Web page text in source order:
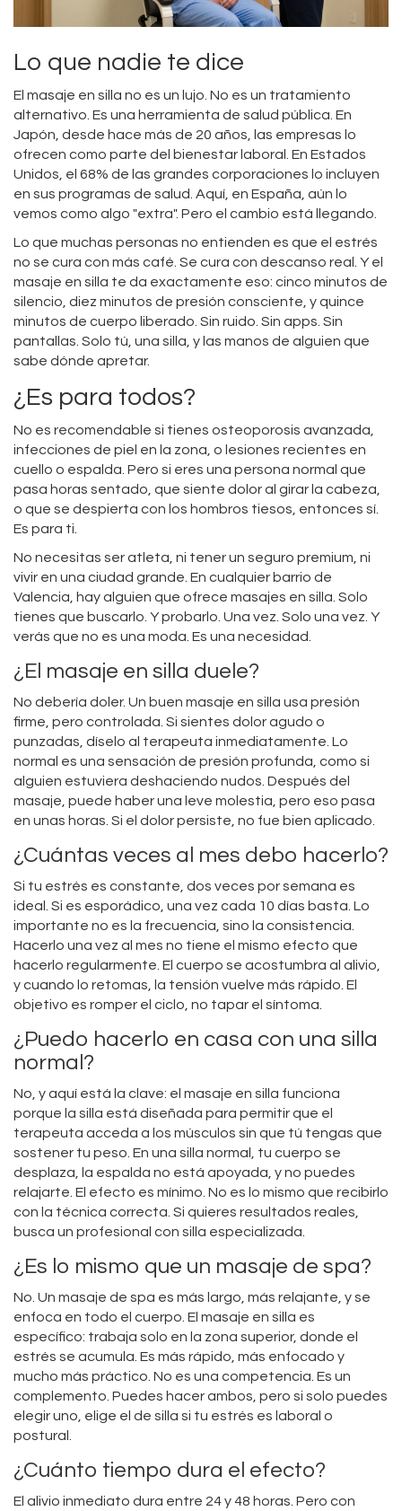
Lo que nadie te dice
El masaje en silla no es un lujo. No es un tratamiento
alternativo. Es una herramienta de salud pública. En
Japón, desde hace más de 20 años, las empresas lo
ofrecen como parte del bienestar laboral. En Estados
Unidos, el 68% de las grandes corporaciones lo incluyen
en sus programas de salud. Aquí, en España, aún lo
vemos como algo "extra". Pero el cambio está llegando.
Lo que muchas personas no entienden es que el estrés
no se cura con más café. Se cura con descanso real. Y el
masaje en silla te da exactamente eso: cinco minutos de
silencio, diez minutos de presión consciente, y quince
minutos de cuerpo liberado. Sin ruido. Sin apps. Sin
pantallas. Solo tú, una silla, y las manos de alguien que
sabe dónde apretar.
¿Es para todos?
No es recomendable si tienes osteoporosis avanzada,
infecciones de piel en la zona, o lesiones recientes en
cuello o espalda. Pero si eres una persona normal que
pasa horas sentado, que siente dolor al girar la cabeza,
o que se despierta con los hombros tiesos, entonces sí.
Es para ti.
No necesitas ser atleta, ni tener un seguro premium, ni
vivir en una ciudad grande. En cualquier barrio de
Valencia, hay alguien que ofrece masajes en silla. Solo
tienes que buscarlo. Y probarlo. Una vez. Solo una vez. Y
verás que no es una moda. Es una necesidad.
¿El masaje en silla duele?
No debería doler. Un buen masaje en silla usa presión
firme, pero controlada. Si sientes dolor agudo o
punzadas, díselo al terapeuta inmediatamente. Lo
normal es una sensación de presión profunda, como si
alguien estuviera deshaciendo nudos. Después del
masaje, puede haber una leve molestia, pero eso pasa
en unas horas. Si el dolor persiste, no fue bien aplicado.
¿Cuántas veces al mes debo hacerlo?
Si tu estrés es constante, dos veces por semana es
ideal. Si es esporádico, una vez cada 10 días basta. Lo
importante no es la frecuencia, sino la consistencia.
Hacerlo una vez al mes no tiene el mismo efecto que
hacerlo regularmente. El cuerpo se acostumbra al alivio,
y cuando lo retomas, la tensión vuelve más rápido. El
objetivo es romper el ciclo, no tapar el síntoma.
¿Puedo hacerlo en casa con una silla
normal?
No, y aquí está la clave: el masaje en silla funciona
porque la silla está diseñada para permitir que el
terapeuta acceda a los músculos sin que tú tengas que
sostener tu peso. En una silla normal, tu cuerpo se
desplaza, la espalda no está apoyada, y no puedes
relajarte. El efecto es mínimo. No es lo mismo que recibirlo
con la técnica correcta. Si quieres resultados reales,
busca un profesional con silla especializada.
¿Es lo mismo que un masaje de spa?
No. Un masaje de spa es más largo, más relajante, y se
enfoca en todo el cuerpo. El masaje en silla es
específico: trabaja solo en la zona superior, donde el
estrés se acumula. Es más rápido, más enfocado y
mucho más práctico. No es una competencia. Es un
complemento. Puedes hacer ambos, pero si solo puedes
elegir uno, elige el de silla si tu estrés es laboral o
postural.
¿Cuánto tiempo dura el efecto?
El alivio inmediato dura entre 24 y 48 horas. Pero con